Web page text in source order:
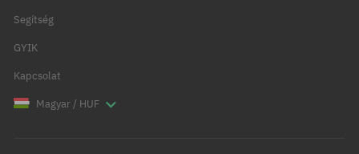
Segítség
GYIK
Kapcsolat
Magyar / HUF